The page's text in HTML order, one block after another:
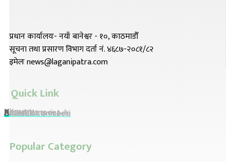
प्रधान कार्यालयः- नयाँ बानेश्वर - १०, काठमाडौँ
सूचना तथा प्रसारण विभाग दर्ता नं. ४६८७-२०८१/८२
इमेलः news@laganipatra.com
Quick Link
Home
About Us
Advertisement
Preeti To Unicode
Unicode To Preeti
Popular Category